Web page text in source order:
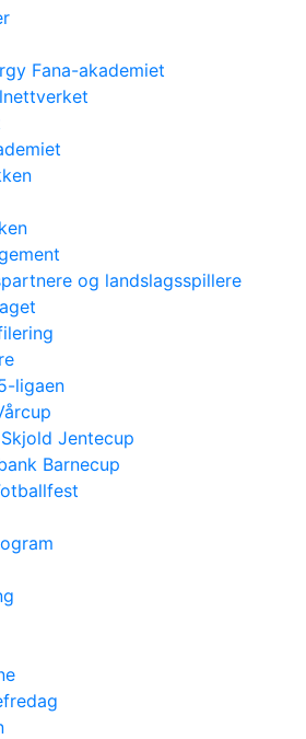
Fana-akademiet
og landslagsspillere
ligaen
Jentecup
Barnecup